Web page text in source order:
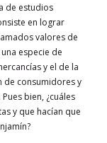
de estudios
en lograr
valores de
especie de
y el de la
de consumidores y
bien, ¿cuáles
y que hacían que